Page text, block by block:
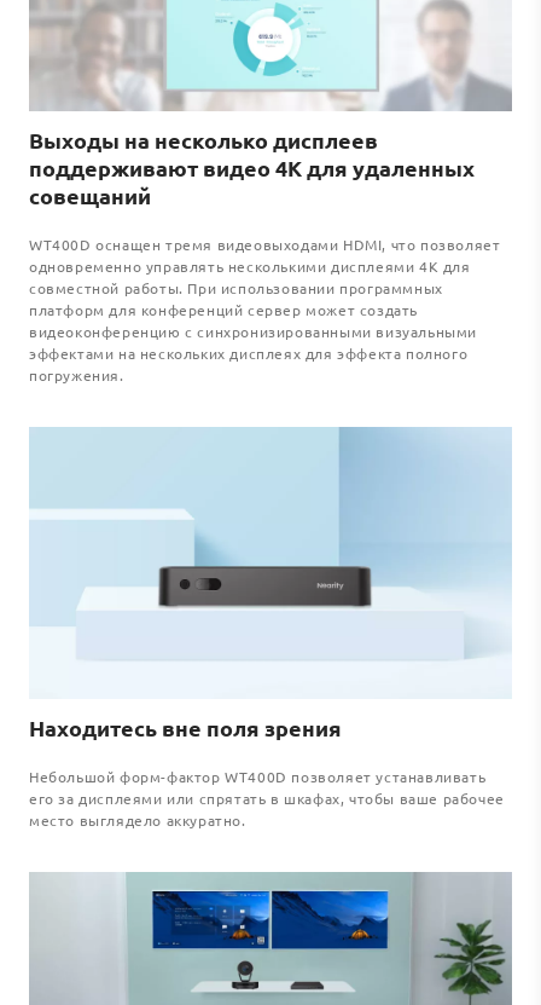
Выходы на несколько дисплеев
поддерживают видео 4K для удаленных
совещаний
WT400D оснащен тремя видеовыходами HDMI, что позволяет
одновременно управлять несколькими дисплеями 4K для
совместной работы. При использовании программных
платформ для конференций сервер может создать
видеоконференцию с синхронизированными визуальными
эффектами на нескольких дисплеях для эффекта полного
погружения.
Находитесь вне поля зрения
Небольшой форм-фактор WT400D позволяет устанавливать
его за дисплеями или спрятать в шкафах, чтобы ваше рабочее
место выглядело аккуратно.